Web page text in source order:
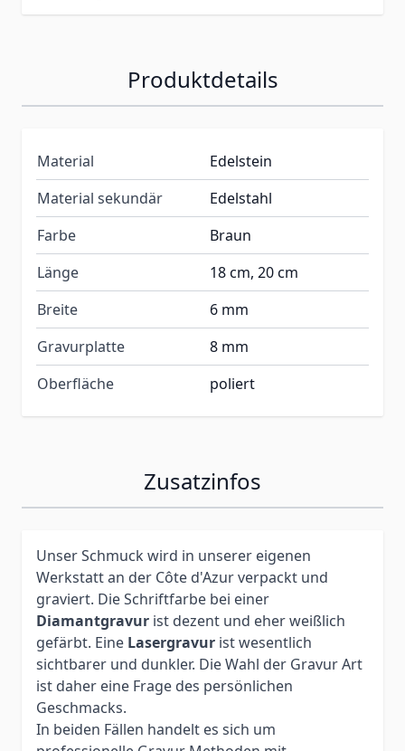
Produktdetails
Material
Edelstein
Material sekundär
Edelstahl
Farbe
Braun
Länge
18 cm, 20 cm
Breite
6 mm
Gravurplatte
8 mm
Oberfläche
poliert
Zusatzinfos
Unser Schmuck wird in unserer eigenen
Werkstatt an der Côte d'Azur verpackt und
graviert. Die Schriftfarbe bei einer
Diamantgravur ist dezent und eher weißlich
gefärbt. Eine Lasergravur ist wesentlich
sichtbarer und dunkler. Die Wahl der Gravur Art
ist daher eine Frage des persönlichen
Geschmacks.
In beiden Fällen handelt es sich um